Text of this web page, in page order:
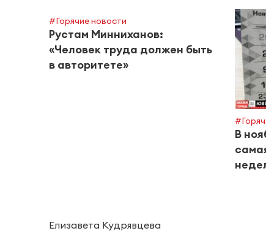
#Горячие новости
Рустам Минниханов:
«Человек труда должен быть
в авторитете»
В
Елизавета Кудрявцева